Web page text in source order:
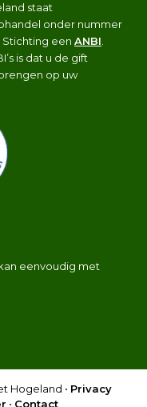
staat
onder nummer
Stichting een ANBI
is dat u de gift
op uw
eenvoudig met
Hogeland • Privacy
• Contact